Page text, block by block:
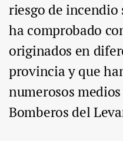
riesgo de incendio
ha comprobado
originados en
provincia y que
numerosos
Bomberos del